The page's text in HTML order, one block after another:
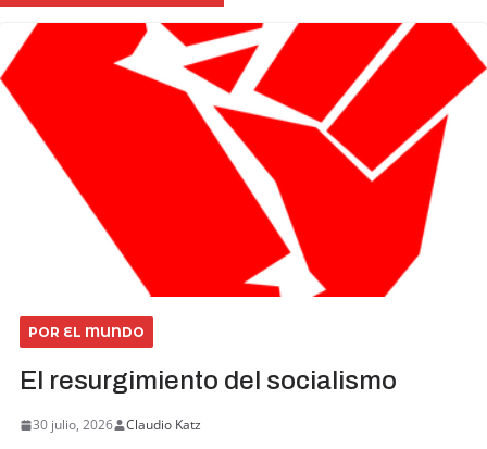
POR EL MUNDO
El resurgimiento del socialismo
30 julio, 2026 Claudio Katz